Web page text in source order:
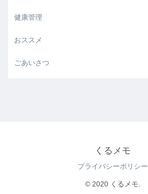
健康管理
おススメ
ごあいさつ
くるメモ
プライバシーポリシー
© 2020 くるメモ.